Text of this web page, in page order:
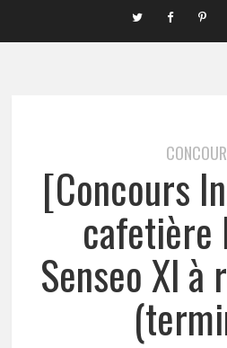
[Concours
cafetière
Senseo Xl